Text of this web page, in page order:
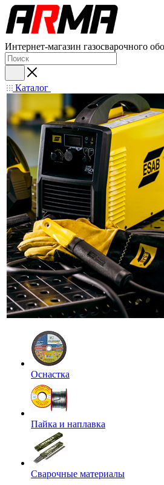
Интернет-магазин газосварочного
Каталог
Оснастка
Пайка и наплавка
Сварочные материалы